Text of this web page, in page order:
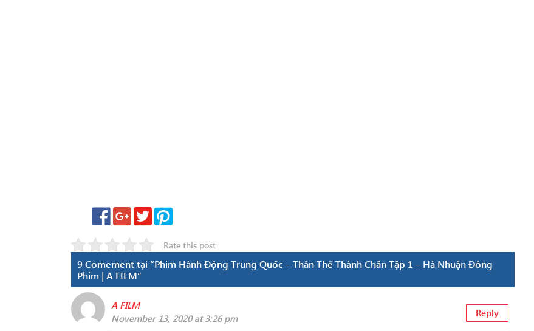
Rate this post
9 Comement tại “Phim Hành Động Trung Quốc – Thân Thế Thành Chân Tập 1 – Hà Nhuận Đông
Phim | A FILM”
A FILM
November 13, 2020 at 3:26 pm
Reply